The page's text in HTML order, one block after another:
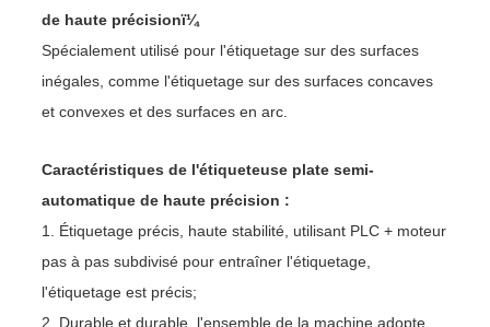
de haute précisionï¼
Spécialement utilisé pour l'étiquetage sur des surfaces
inégales, comme l'étiquetage sur des surfaces concaves
et convexes et des surfaces en arc.
Caractéristiques de l'étiqueteuse plate semi-
automatique de haute précision :
1. Étiquetage précis, haute stabilité, utilisant PLC + moteur
pas à pas subdivisé pour entraîner l'étiquetage,
l'étiquetage est précis;
2. Durable et durable, l'ensemble de la machine adopte